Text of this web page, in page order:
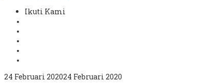
Ikuti Kami
24 Februari 202024 Februari 2020